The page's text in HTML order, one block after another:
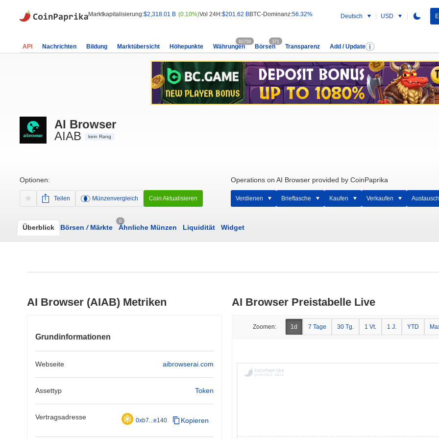
Marktkapitalisierung:$2,318.01 B (0.10%)Vol 24H:$201.62 BBTC-Dominanz:56.32% Deutsch USD
API Nachrichten Bildung Marktübersicht Höhepunkte Währungen
60759
Börsen
371
Transparenz Add / Update
AI Browser
AIAB
kein Rang
Optionen:
Teilen Münzenvergleich Coin Aktualisieren
Operations on AI Browser provided by CoinPaprika
Verdienen Brieftasche Kaufen Verkaufen Austausch
Überblick Börsen /Märkte
0
Ähnliche Münzen Liquidität Widget
AI Browser (AIAB) Metriken
Grundinformationen
Webseite aibrowserai.com
Assettyp Token
Vertragsadresse 0xb7...e140 Kopieren
AI Browser Preistabelle Live
Zoomen: 1d 7 Tage 30 Tg. 1 Vt. 1 J. YTD